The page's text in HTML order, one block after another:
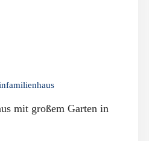
mit großem Garten in